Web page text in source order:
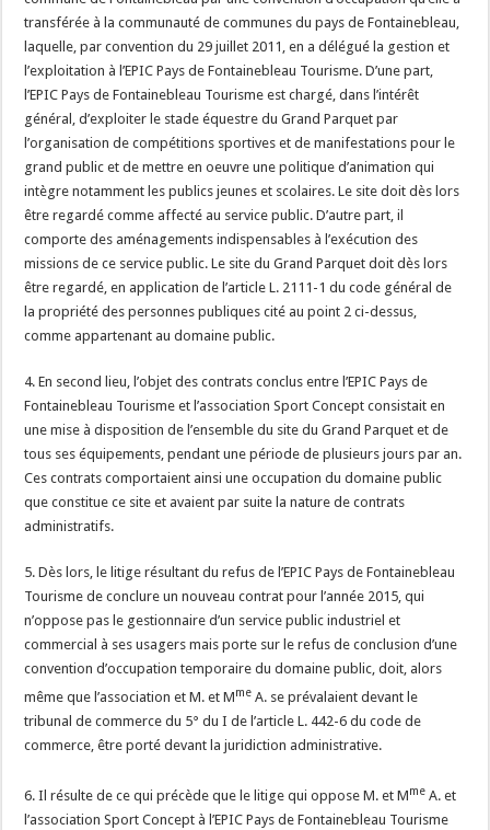
transférée à la communauté de communes du pays de Fontainebleau,
laquelle, par convention du 29 juillet 2011, en a délégué la gestion et
l’exploitation à l’EPIC Pays de Fontainebleau Tourisme. D’une part,
l’EPIC Pays de Fontainebleau Tourisme est chargé, dans l’intérêt
général, d’exploiter le stade équestre du Grand Parquet par
l’organisation de compétitions sportives et de manifestations pour le
grand public et de mettre en oeuvre une politique d’animation qui
intègre notamment les publics jeunes et scolaires. Le site doit dès lors
être regardé comme affecté au service public. D’autre part, il
comporte des aménagements indispensables à l’exécution des
missions de ce service public. Le site du Grand Parquet doit dès lors
être regardé, en application de l’article L. 2111-1 du code général de
la propriété des personnes publiques cité au point 2 ci-dessus,
comme appartenant au domaine public.
4. En second lieu, l’objet des contrats conclus entre l’EPIC Pays de
Fontainebleau Tourisme et l’association Sport Concept consistait en
une mise à disposition de l’ensemble du site du Grand Parquet et de
tous ses équipements, pendant une période de plusieurs jours par an.
Ces contrats comportaient ainsi une occupation du domaine public
que constitue ce site et avaient par suite la nature de contrats
administratifs.
5. Dès lors, le litige résultant du refus de l’EPIC Pays de Fontainebleau
Tourisme de conclure un nouveau contrat pour l’année 2015, qui
n’oppose pas le gestionnaire d’un service public industriel et
commercial à ses usagers mais porte sur le refus de conclusion d’une
convention d’occupation temporaire du domaine public, doit, alors
même que l’association et M. et Mme A. se prévalaient devant le
tribunal de commerce du 5° du I de l’article L. 442-6 du code de
commerce, être porté devant la juridiction administrative.
6. Il résulte de ce qui précède que le litige qui oppose M. et Mme A. et
l’association Sport Concept à l’EPIC Pays de Fontainebleau Tourisme